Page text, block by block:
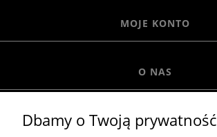
MOJE KONTO
O NAS
MOROWO
Dbamy o Twoją prywatność